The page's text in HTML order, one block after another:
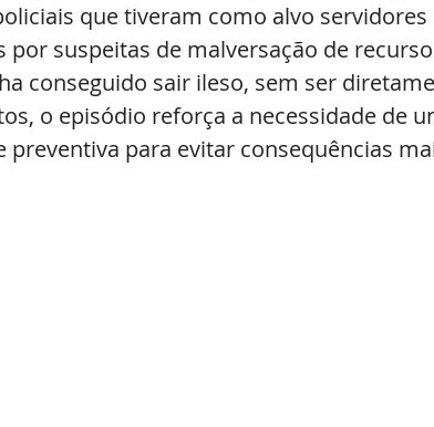
que tiveram como alvo
por suspeitas de malversação de
conseguido sair ileso, sem ser
o episódio reforça a necessidade de
preventiva para evitar consequências